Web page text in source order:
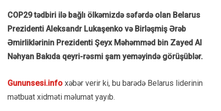
COP29 tədbiri ilə bağlı ölkəmizdə səfərdə olan Belarus
Prezidenti Aleksandr Lukaşenko və Birləşmiş Ərəb
Əmirliklərinin Prezidenti Şeyx Məhəmməd bin Zayed Al
Nəhyan Bakıda qeyri-rəsmi şam yeməyində görüşüblər.
Gununsesi.info xəbər verir ki, bu barədə Belarus liderinin
mətbuat xidməti məlumat yayıb.